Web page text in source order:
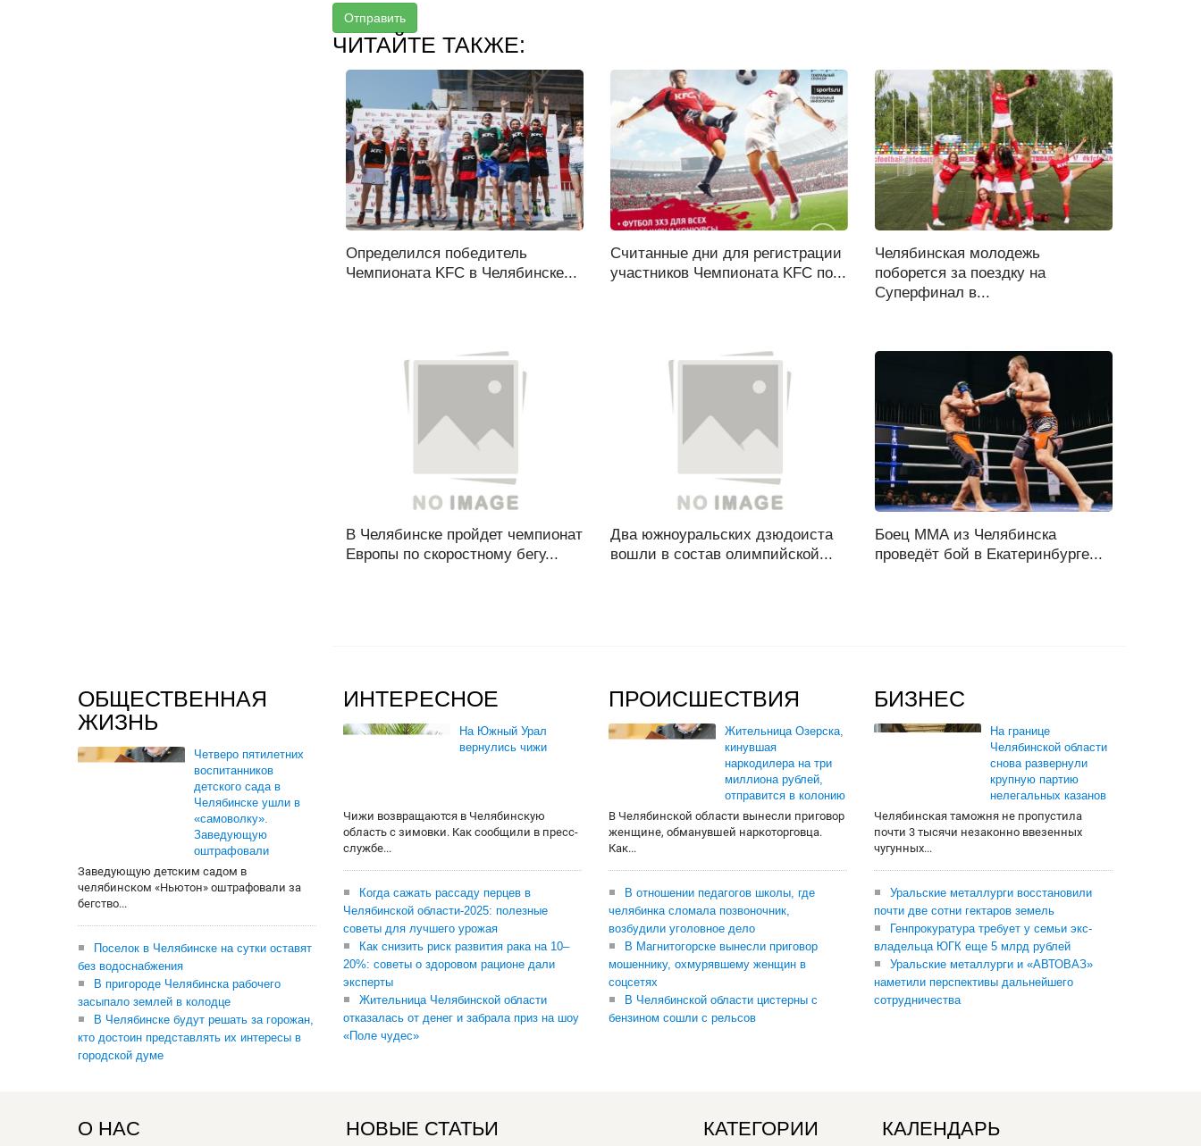
Отправить
ЧИТАЙТЕ ТАКЖЕ:
Определился победитель
Чемпионата KFC в Челябинске...
Считанные дни для регистрации
участников Чемпионата KFC по...
Челябинская молодежь
поборется за поездку на
Суперфинал в...
В Челябинске пройдет чемпионат
Европы по скоростному бегу...
Два южноуральских дзюдоиста
вошли в состав олимпийской...
Боец ММА из Челябинска
проведёт бой в Екатеринбурге...
ОБЩЕСТВЕННАЯ
ЖИЗНЬ
Четверо пятилетних
воспитанников
детского сада в
Челябинске ушли в
«самоволку».
Заведующую
оштрафовали
Заведующую детским садом в
челябинском «Ньютон» оштрафовали за
бегство...
Поселок в Челябинске на сутки оставят
без водоснабжения
В пригороде Челябинска рабочего
засыпало землей в колодце
В Челябинске будут решать за горожан,
кто достоин представлять их интересы в
городской думе
ИНТЕРЕСНОЕ
На Южный Урал
вернулись чижи
Чижи возвращаются в Челябинскую
область с зимовки. Как сообщили в пресс-
службе...
Когда сажать рассаду перцев в
Челябинской области-2025: полезные
советы для лучшего урожая
Как снизить риск развития рака на 10–
20%: советы о здоровом рационе дали
эксперты
Жительница Челябинской области
отказалась от денег и забрала приз на шоу
«Поле чудес»
ПРОИСШЕСТВИЯ
Жительница Озерска,
кинувшая
наркодилера на три
миллиона рублей,
отправится в колонию
В Челябинской области вынесли приговор
женщине, обманувшей наркоторговца.
Как...
В отношении педагогов школы, где
челябинка сломала позвоночник,
возбудили уголовное дело
В Магнитогорске вынесли приговор
мошеннику, охмурявшему женщин в
соцсетях
В Челябинской области цистерны с
бензином сошли с рельсов
БИЗНЕС
На границе
Челябинской области
снова развернули
крупную партию
нелегальных казанов
Челябинская таможня не пропустила
почти 3 тысячи незаконно ввезенных
чугунных...
Уральские металлурги восстановили
почти две сотни гектаров земель
Генпрокуратура требует у семьи экс-
владельца ЮГК еще 5 млрд рублей
Уральские металлурги и «АВТОВАЗ»
наметили перспективы дальнейшего
сотрудничества
О НАС НОВЫЕ СТАТЬИ КАТЕГОРИИ КАЛЕНДАРЬ